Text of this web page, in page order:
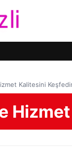
Kalitesini